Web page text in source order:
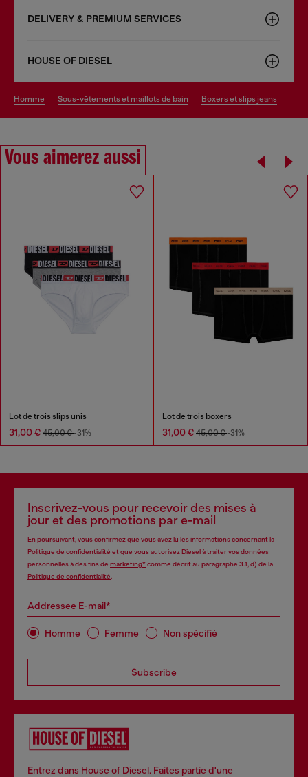
DELIVERY & PREMIUM SERVICES
HOUSE OF DIESEL
homme sous-vêtements et maillots de bain boxers et slips jeans
Vous aimerez aussi
Lot de trois slips unis
31,00 € 45,00 €-31%
Lot de trois boxers
31,00 € 45,00 €-31%
Inscrivez-vous pour recevoir des mises à
jour et des promotions par e-mail
En poursuivant, vous confirmez que vous avez lu les informations concernant la
Politique de confidentialité et que vous autorisez Diesel à traiter vos données
personnelles à des fins de marketing*comme décrit au paragraphe 3.1, d) de la
Politique de confidentialité
Addressee E-mail*
Homme Femme Non spécifié
Subscribe
Entrez dans House of Diesel. Faites partie d'une